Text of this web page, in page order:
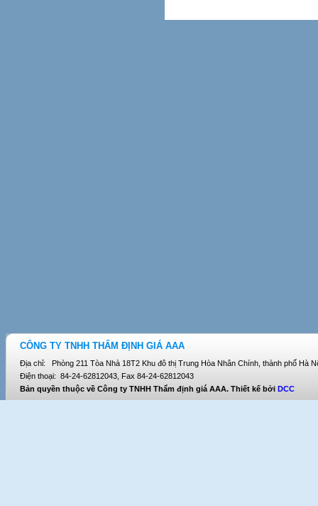
CÔNG TY TNHH THẨM ĐỊNH GIÁ AAA
Địa chỉ: Phòng 211 Tòa Nhà 18T2 Khu đô thị Trung Hòa Nhân Chính, thành phố Hà
Điện thoại: 84-24-62812043, Fax 84-24-62812043
Bản quyền thuộc về Công ty TNHH Thẩm định giá AAA. Thiết kế bởi DCC